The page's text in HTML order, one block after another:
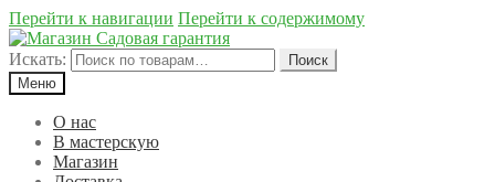
Перейти к навигации Перейти к содержимому
Искать:
Поиск
Меню
О нас
В мастерскую
Магазин